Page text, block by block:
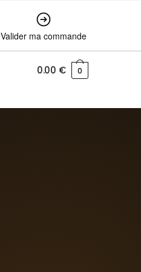
Valider ma commande
0.00 € 0